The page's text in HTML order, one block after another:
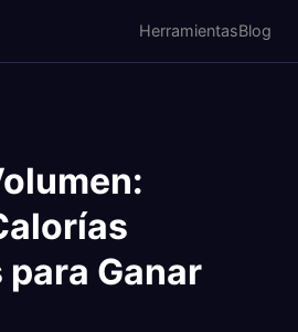
HerramientasBlog
Ganar